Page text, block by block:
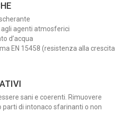
agenti atmosferici
d’acqua
EN 15458 (resistenza alla crescita
sani e coerenti. Rimuovere
di intonaco sfarinanti o non